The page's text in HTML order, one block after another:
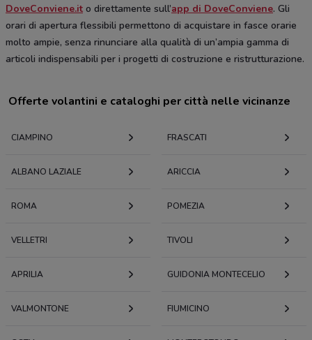
DoveConviene.it o direttamente sull’app di DoveConviene. Gli
orari di apertura flessibili permettono di acquistare in fasce orarie
molto ampie, senza rinunciare alla qualità di un’ampia gamma di
articoli indispensabili per i progetti di costruzione e ristrutturazione.
Offerte volantini e cataloghi per città nelle vicinanze
CIAMPINO FRASCATI
ALBANO LAZIALE ARICCIA
ROMA POMEZIA
VELLETRI TIVOLI
APRILIA GUIDONIA MONTECELIO
VALMONTONE FIUMICINO